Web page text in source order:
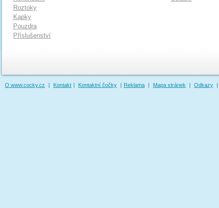
Roztoky
Kapky
Pouzdra
Příslušenství
O www.cocky.cz | Kontakt | Kontaktní čočky | Reklama | Mapa stránek | Odkazy |